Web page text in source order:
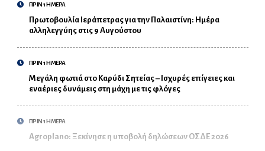
ΠΡΙΝ 1 ΗΜΕΡΑ
Πρωτοβουλία Ιεράπετρας για την Παλαιστίνη: Ημέρα
αλληλεγγύης στις 9 Αυγούστου
ΠΡΙΝ 1 ΗΜΕΡΑ
Μεγάλη φωτιά στο Καρύδι Σητείας – Ισχυρές επίγειες και
εναέριες δυνάμεις στη μάχη με τις φλόγες
ΠΡΙΝ 1 ΗΜΕΡΑ
Agroplano: Ξεκίνησε η υποβολή δηλώσεων ΟΣΔΕ 2026